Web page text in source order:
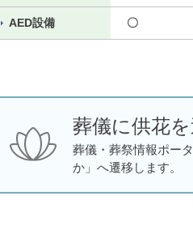
AED設備 〇
葬儀に供花を
葬儀・葬祭情報ポー
か」へ遷移します。